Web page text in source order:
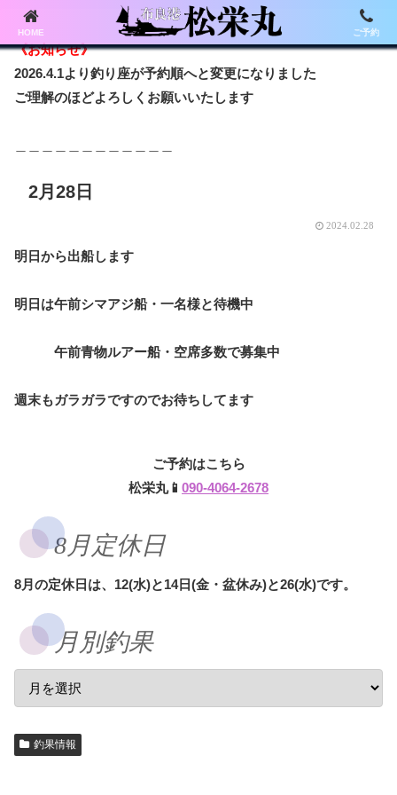
《お知らせ》
2026.4.1より釣り座が予約順へと変更になりました
ご理解のほどよろしくお願いいたします
2月28日
2024.02.28
明日から出船します
明日は午前シマアジ船・一名様と待機中
午前青物ルアー船・空席多数で募集中
週末もガラガラですのでお待ちしてます
ご予約はこちら
松栄丸📱 090-4064-2678
8月定休日
8月の定休日は、12(水)と14日(金・盆休み)と26(水)です。
月別釣果
釣果情報
HOME ご予約